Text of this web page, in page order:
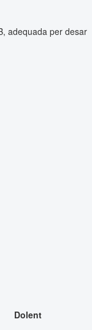
adequada per desar
Dolent